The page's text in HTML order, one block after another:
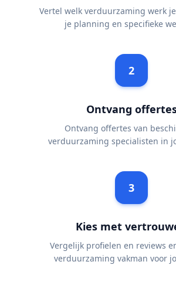
Vertel welk verduurzaming werk
je planning en specifieke
2
Ontvang
Ontvang offertes van
verduurzaming specialisten in
3
Kies met
Vergelijk profielen en reviews
verduurzaming vakman voor